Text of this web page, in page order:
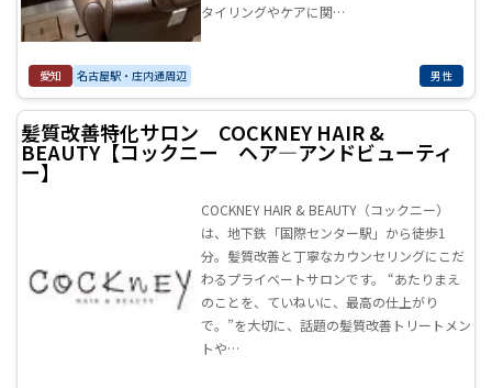
タイリングやケアに関…
愛知 名古屋駅・庄内通周辺 男性
髪質改善特化サロン COCKNEY HAIR &
BEAUTY【コックニー ヘア―アンドビューティ
ー】
COCKNEY HAIR & BEAUTY（コックニー）
は、地下鉄「国際センター駅」から徒歩1
分。髪質改善と丁寧なカウンセリングにこだ
わるプライベートサロンです。 “あたりまえ
のことを、ていねいに、最高の仕上がり
で。”を大切に、話題の髪質改善トリートメン
トや…